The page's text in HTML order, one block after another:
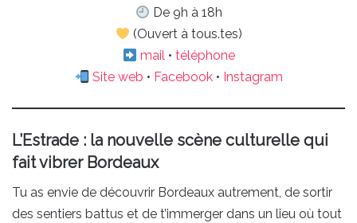
De 9h à 18h
(Ouvert à tous.tes)
mail • téléphone
Site web • Facebook • Instagram
L’Estrade : la nouvelle scène culturelle qui
fait vibrer Bordeaux
Tu as envie de découvrir Bordeaux autrement, de sortir
des sentiers battus et de t’immerger dans un lieu où tout